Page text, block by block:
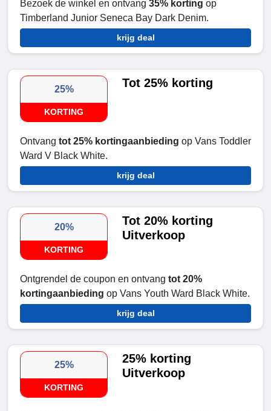
Bezoek de winkel en ontvang 35% korting op
Timberland Junior Seneca Bay Dark Denim.
krijg deal
25%
KORTING
Tot 25% korting
Ontvang tot 25% kortingaanbieding op Vans Toddler
Ward V Black White.
krijg deal
20%
KORTING
Tot 20% korting
Uitverkoop
Ontgrendel de coupon en ontvang tot 20%
kortingaanbieding op Vans Youth Ward Black White.
krijg deal
25%
KORTING
25% korting
Uitverkoop